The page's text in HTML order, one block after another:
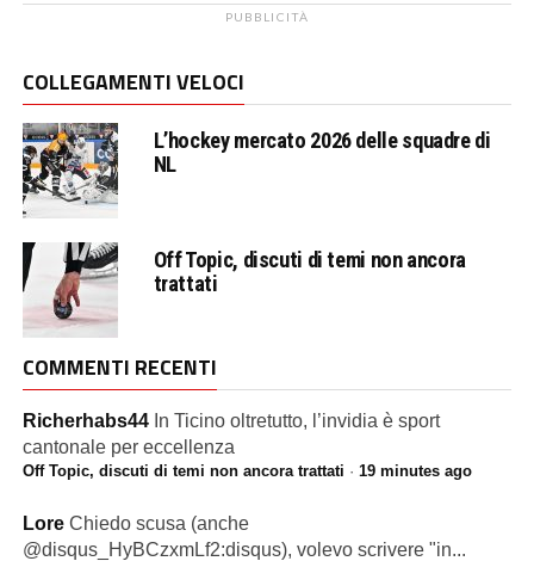
PUBBLICITÀ
COLLEGAMENTI VELOCI
L’hockey mercato 2026 delle squadre di
NL
Off Topic, discuti di temi non ancora
trattati
COMMENTI RECENTI
Richerhabs44 In Ticino oltretutto, l’invidia è sport
cantonale per eccellenza
Off Topic, discuti di temi non ancora trattati · 19 minutes ago
Lore Chiedo scusa (anche
@disqus_HyBCzxmLf2:disqus), volevo scrivere "in...